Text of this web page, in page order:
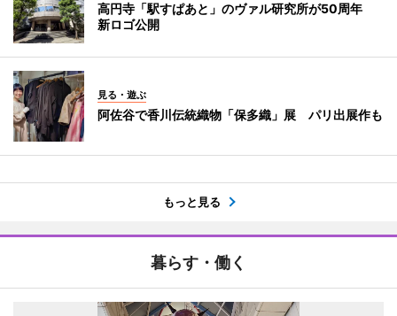
高円寺「駅すぱあと」のヴァル研究所が50周年
新ロゴ公開
見る・遊ぶ
阿佐谷で香川伝統織物「保多織」展 パリ出展作も
もっと見る
暮らす・働く